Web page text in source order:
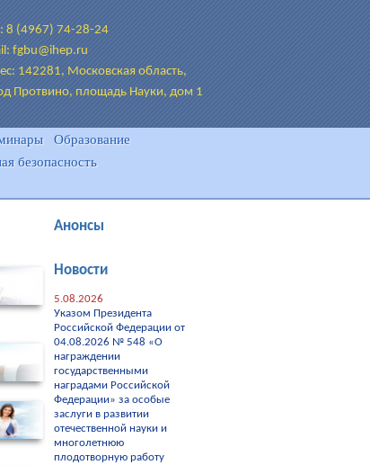
8 (4967) 74-28-24
fgbu@ihep.ru
142281, Московская область,
Протвино, площадь Науки, дом 1
Образование
безопасность
Анонсы
Новости
5.08.2026
Указом Президента
Российской Федерации от
04.08.2026 № 548 «О
награждении
государственными
наградами Российской
Федерации» за особые
заслуги в развитии
отечественной науки и
многолетнюю
плодотворную работу